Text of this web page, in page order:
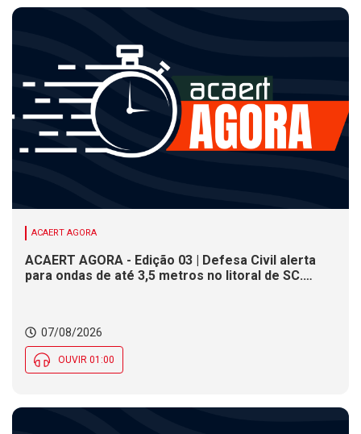
ACAERT AGORA
ACAERT AGORA - Edição 03 | Defesa Civil alerta
para ondas de até 3,5 metros no litoral de SC.
07/08/2026
OUVIR 01:00